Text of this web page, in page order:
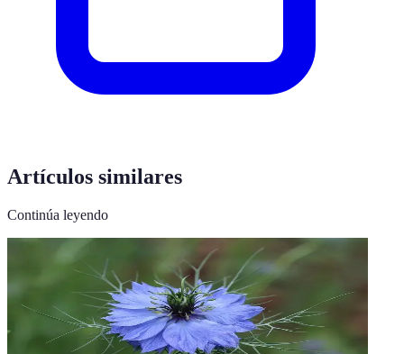
Artículos similares
Continúa leyendo